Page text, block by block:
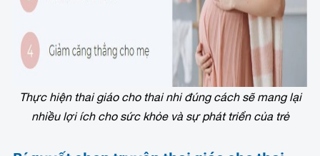
Thực hiện thai giáo cho thai nhi đúng cách sẽ mang lại
nhiều lợi ích cho sức khỏe và sự phát triển của trẻ